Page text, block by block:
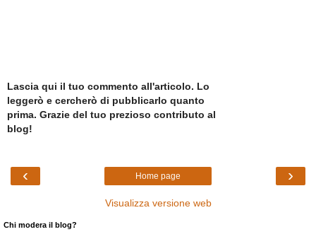
Lascia qui il tuo commento all'articolo. Lo
leggerò e cercherò di pubblicarlo quanto
prima. Grazie del tuo prezioso contributo al
blog!
‹ ›
Home page
Visualizza versione web
Chi modera il blog?